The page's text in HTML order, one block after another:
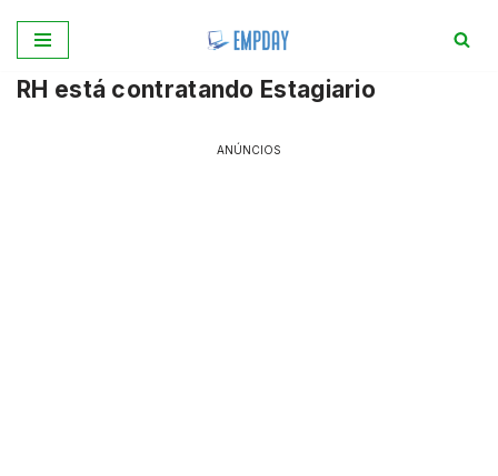
para
RH está contratando Estagiario
ANÚNCIOS